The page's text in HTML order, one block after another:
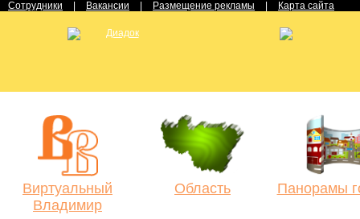
Сотрудники Вакансии Размещение рекламы Карта сайта
Виртуальный
Владимир
Область Панорамы